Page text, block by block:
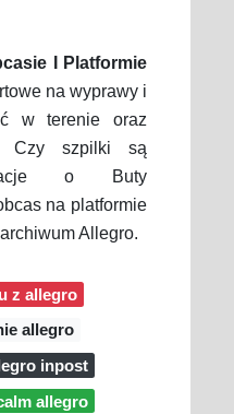
I Platformie
na wyprawy i
w terenie oraz
Czy szpilki są
o Buty
na platformie
Allegro.
z allegro
allegro
inpost
allegro